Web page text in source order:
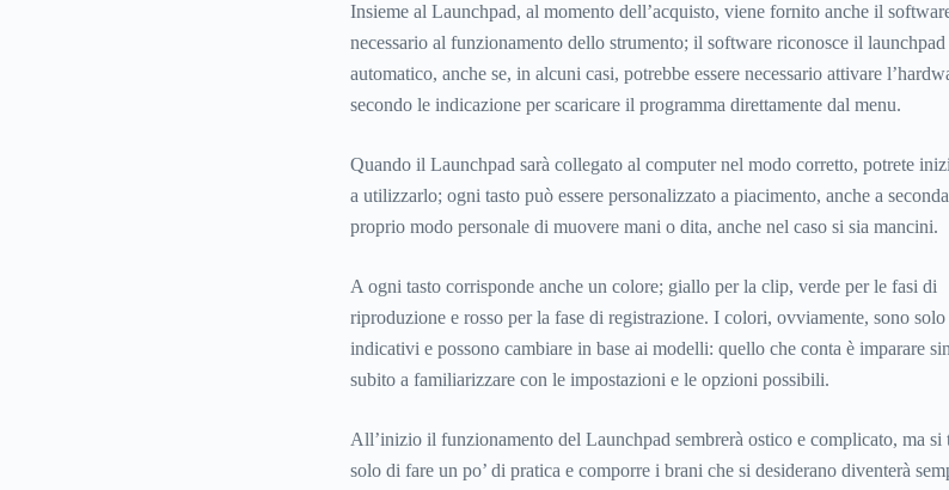
Insieme al Launchpad, al momento dell’acquisto, viene fornito anche il
necessario al funzionamento dello strumento; il software riconosce il launchpad
automatico, anche se, in alcuni casi, potrebbe essere necessario attivare
secondo le indicazione per scaricare il programma direttamente dal menu.
Quando il Launchpad sarà collegato al computer nel modo corretto, potrete
a utilizzarlo; ogni tasto può essere personalizzato a piacimento, anche a
proprio modo personale di muovere mani o dita, anche nel caso si sia mancini.
A ogni tasto corrisponde anche un colore; giallo per la clip, verde per le fasi di
riproduzione e rosso per la fase di registrazione. I colori, ovviamente, sono solo
indicativi e possono cambiare in base ai modelli: quello che conta è imparare
subito a familiarizzare con le impostazioni e le opzioni possibili.
All’inizio il funzionamento del Launchpad sembrerà ostico e complicato, ma si
solo di fare un po’ di pratica e comporre i brani che si desiderano diventerà